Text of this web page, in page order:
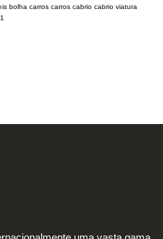
bolha carros carros cabrio cabrio viatura